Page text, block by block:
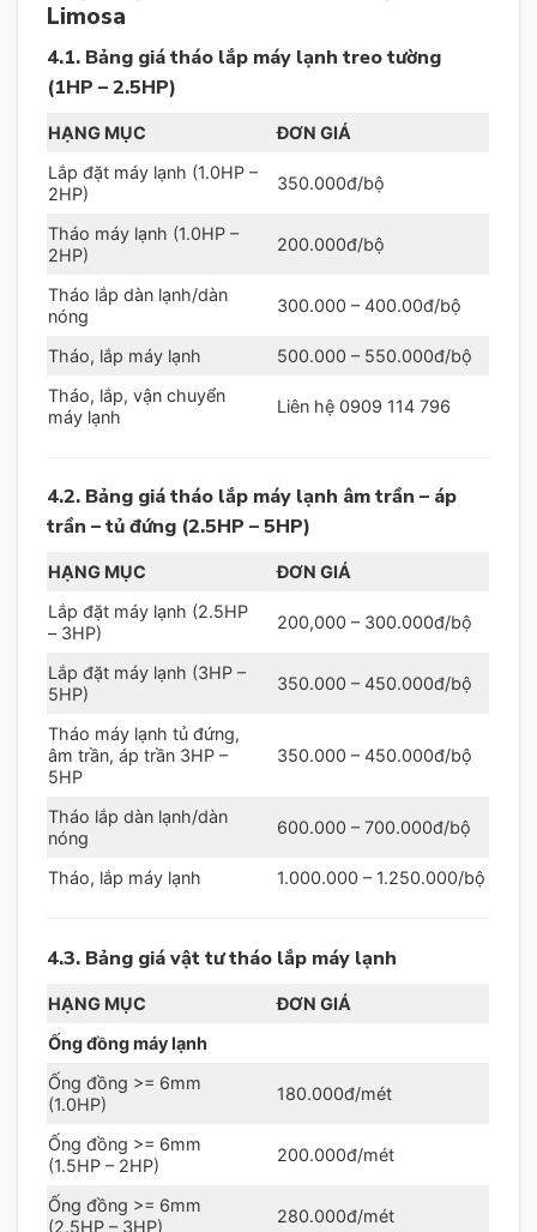
Limosa
4.1. Bảng giá tháo lắp máy lạnh treo tường
(1HP – 2.5HP)
HẠNG MỤC
ĐƠN GIÁ
Lắp đặt máy lạnh (1.0HP –
2HP)
350.000đ/bộ
Tháo máy lạnh (1.0HP –
2HP)
200.000đ/bộ
Tháo lắp dàn lạnh/dàn
nóng
300.000 – 400.00đ/bộ
Tháo, lắp máy lạnh
500.000 – 550.000đ/bộ
Tháo, lắp, vận chuyển
máy lạnh
Liên hệ 0909 114 796
4.2. Bảng giá tháo lắp máy lạnh âm trần – áp
trần – tủ đứng (2.5HP – 5HP)
HẠNG MỤC
ĐƠN GIÁ
Lắp đặt máy lạnh (2.5HP
– 3HP)
200,000 – 300.000đ/bộ
Lắp đặt máy lạnh (3HP –
5HP)
350.000 – 450.000đ/bộ
Tháo máy lạnh tủ đứng,
âm trần, áp trần 3HP –
5HP
350.000 – 450.000đ/bộ
Tháo lắp dàn lạnh/dàn
nóng
600.000 – 700.000đ/bộ
Tháo, lắp máy lạnh 1.000.000 – 1.250.000/bộ
4.3. Bảng giá vật tư tháo lắp máy lạnh
HẠNG MỤC
ĐƠN GIÁ
Ống đồng máy lạnh
Ống đồng >= 6mm
(1.0HP)
180.000đ/mét
Ống đồng >= 6mm
(1.5HP – 2HP)
200.000đ/mét
Ống đồng >= 6mm
(2.5HP – 3HP)
280.000đ/mét